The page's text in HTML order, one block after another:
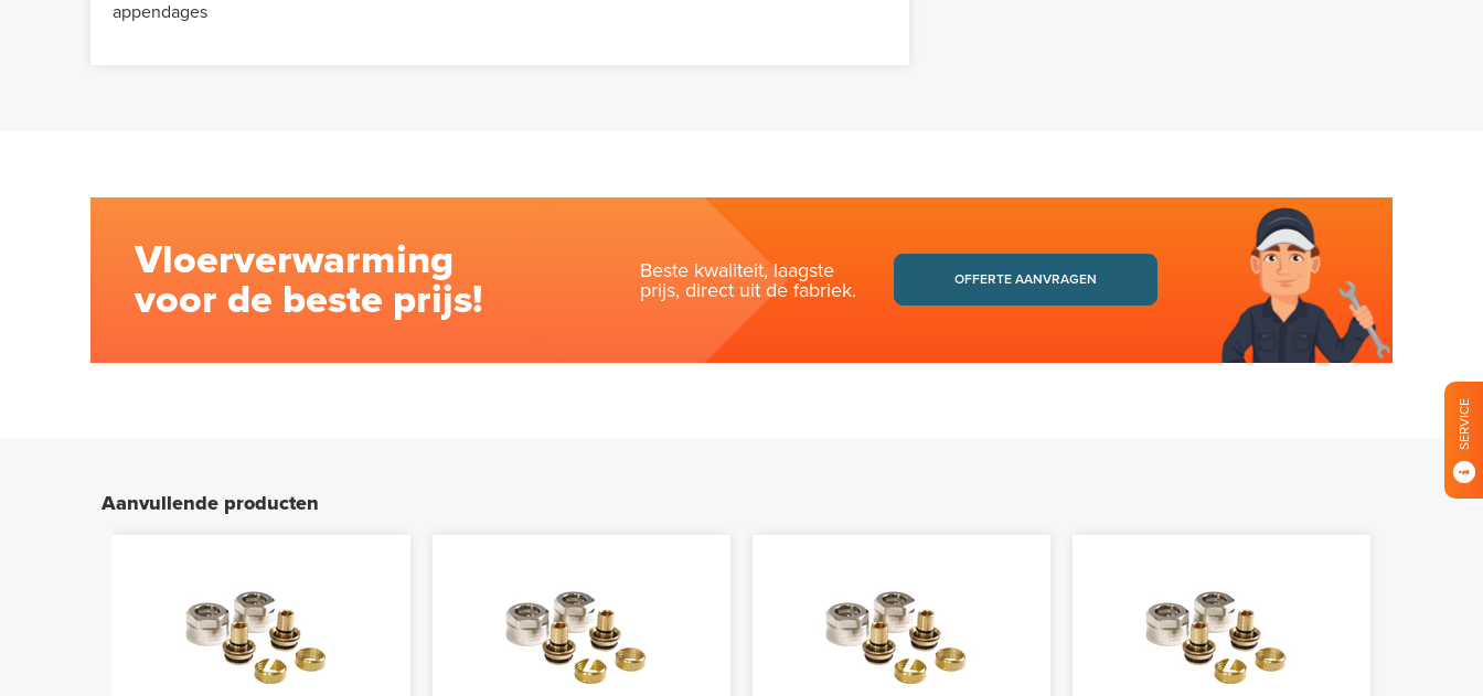
appendages
Vloerverwarming
voor de beste prijs!
Beste kwaliteit, laagste
prijs, direct uit de fabriek.
OFFERTE AANVRAGEN
Aanvullende producten
SERVICE